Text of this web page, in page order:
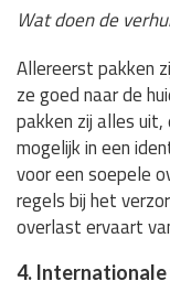
Wat doen de
Allereerst pakken
ze goed naar de
pakken zij alles
mogelijk in een
voor een soepele
regels bij het
overlast ervaart
4. Internationale